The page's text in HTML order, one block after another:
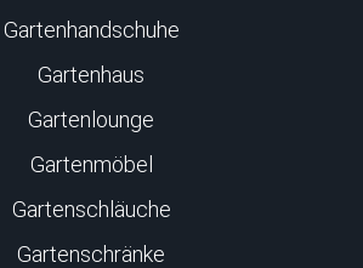
Gartenhandschuhe
Gartenhaus
Gartenlounge
Gartenmöbel
Gartenschläuche
Gartenschränke